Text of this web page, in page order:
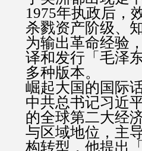
1975年执政后，
杀戮资产阶级、
为输出革命经验
译和发行「毛泽
多种版本。
崛起大国的国际
中共总书记习近
的全球第二大经
与区域地位，主
构转型，他提出